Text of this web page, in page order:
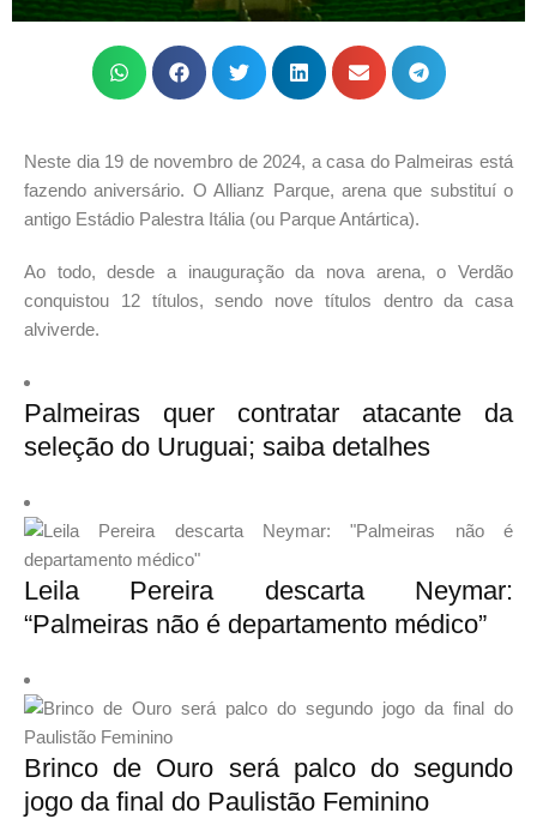
Neste dia 19 de novembro de 2024, a casa do Palmeiras está
fazendo aniversário. O Allianz Parque, arena que substituí o
antigo Estádio Palestra Itália (ou Parque Antártica).
Ao todo, desde a inauguração da nova arena, o Verdão
conquistou 12 títulos, sendo nove títulos dentro da casa
alviverde.
Palmeiras quer contratar atacante da
seleção do Uruguai; saiba detalhes
Leila Pereira descarta Neymar:
“Palmeiras não é departamento médico”
Brinco de Ouro será palco do segundo
jogo da final do Paulistão Feminino